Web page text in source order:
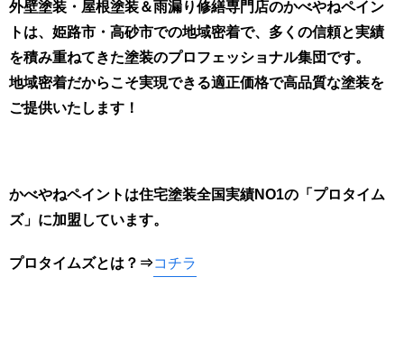
外壁塗装・屋根塗装＆雨漏り修繕専門店のかべやねペイン
トは、姫路市・高砂市での地域密着で、多くの信頼と実績
を積み重ねてきた塗装のプロフェッショナル集団です。
地域密着だからこそ実現できる適正価格で高品質な塗装を
ご提供いたします！
かべやねペイントは住宅塗装全国実績NO1の「プロタイム
ズ」に加盟しています。
プロタイムズとは ？⇒コチラ